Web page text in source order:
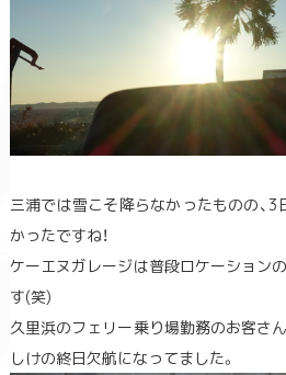
三浦では雪こそ降らなかったものの、
かったですね！
ケーエヌガレージは普段ロケーション
す(笑)
久里浜のフェリー乗り場勤務のお客さ
しけの終日欠航になってました。